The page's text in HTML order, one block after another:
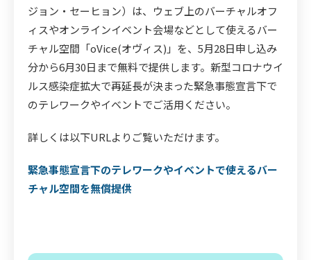
ジョン・セーヒョン）は、ウェブ上のバーチャルオフ
ィスやオンラインイベント会場などとして使えるバー
チャル空間「oVice(オヴィス)」を、5月28日申し込み
分から6月30日まで無料で提供します。新型コロナウイ
ルス感染症拡大で再延長が決まった緊急事態宣言下で
のテレワークやイベントでご活用ください。
詳しくは以下URLよりご覧いただけます。
緊急事態宣言下のテレワークやイベントで使えるバー
チャル空間を無償提供